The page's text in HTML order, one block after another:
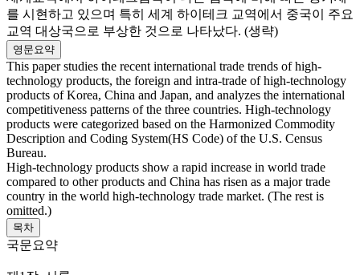
를 시현하고 있으며 특히 세계 하이테크 교역에서 중국이 주요
교역 대상국으로 부상한 것으로 나타났다. (생략)
영문요약
This paper studies the recent international trade trends of high-
technology products, the foreign and intra-trade of high-technology
products of Korea, China and Japan, and analyzes the international
competitiveness patterns of the three countries. High-technology
products were categorized based on the Harmonized Commodity
Description and Coding System(HS Code) of the U.S. Census
Bureau.
High-technology products show a rapid increase in world trade
compared to other products and China has risen as a major trade
country in the world high-technology trade market. (The rest is
omitted.)
목차
국문요약